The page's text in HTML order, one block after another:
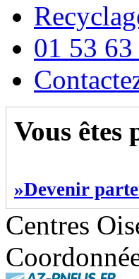
01 53
Vous êtes
»Devenir
Centres